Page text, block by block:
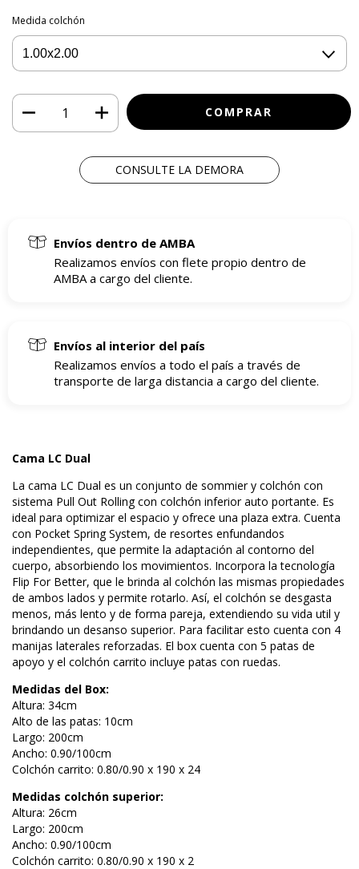
Medida colchón
CONSULTE LA DEMORA
Envíos dentro de AMBA
Realizamos envíos con flete propio dentro de
AMBA a cargo del cliente.
Envíos al interior del país
Realizamos envíos a todo el país a través de
transporte de larga distancia a cargo del cliente.
Cama LC Dual
La cama LC Dual es un conjunto de sommier y colchón con
sistema Pull Out Rolling con colchón inferior auto portante. Es
ideal para optimizar el espacio y ofrece una plaza extra. Cuenta
con Pocket Spring System, de resortes enfundandos
independientes, que permite la adaptación al contorno del
cuerpo, absorbiendo los movimientos. Incorpora la tecnología
Flip For Better, que le brinda al colchón las mismas propiedades
de ambos lados y permite rotarlo. Así, el colchón se desgasta
menos, más lento y de forma pareja, extendiendo su vida util y
brindando un desanso superior. Para facilitar esto cuenta con 4
manijas laterales reforzadas. El box cuenta con 5 patas de
apoyo y el colchón carrito incluye patas con ruedas.
Medidas del Box:
Altura: 34cm
Alto de las patas: 10cm
Largo: 200cm
Ancho: 0.90/100cm
Colchón carrito: 0.80/0.90 x 190 x 24
Medidas colchón superior:
Altura: 26cm
Largo: 200cm
Ancho: 0.90/100cm
Colchón carrito: 0.80/0.90 x 190 x 2